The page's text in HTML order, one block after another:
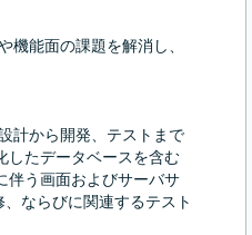
能面の課題を解消し、
計から開発、テストまで
したデータベースを含む
伴う画面およびサーバサ
ならびに関連するテスト